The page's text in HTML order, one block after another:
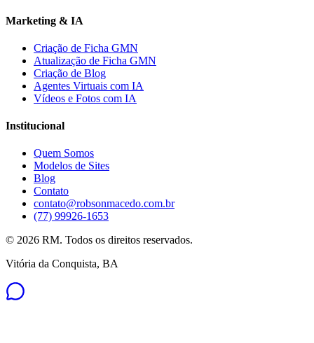
Marketing & IA
Criação de Ficha GMN
Atualização de Ficha GMN
Criação de Blog
Agentes Virtuais com IA
Vídeos e Fotos com IA
Institucional
Quem Somos
Modelos de Sites
Blog
Contato
contato@robsonmacedo.com.br
(77) 99926-1653
© 2026 RM. Todos os direitos reservados.
Vitória da Conquista, BA